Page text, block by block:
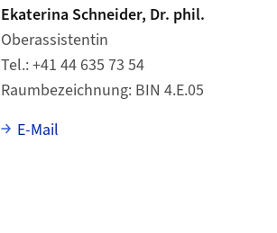
Ekaterina Schneider, Dr. phil.
Oberassistentin
Tel. +41 44 635 73 54
Raumbezeichnung BIN 4.E.05
E-Mail